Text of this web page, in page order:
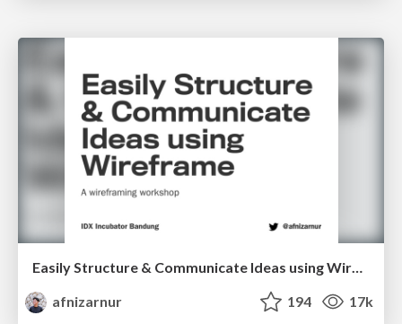
Easily Structure & Communicate Ideas using Wireframe
afnizarnur
194 17k